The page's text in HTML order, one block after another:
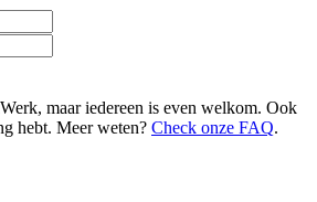
maar iedereen is even welkom. Ook
hebt. Meer weten? Check onze FAQ.